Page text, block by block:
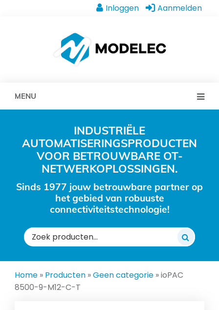
Inloggen Aanmelden
MENU
INDUSTRIËLE
AUTOMATISERINGSPRODUCTEN
VOOR BETROUWBARE OT-
NETWERKOPLOSSINGEN.
Sinds 1977 jouw betrouwbare partner op
het gebied van robuuste
connectiviteitstechnologie!
Zoeken
naar:
Home » Producten »Geen categorie »ioPAC
8500-9-M12-C-T